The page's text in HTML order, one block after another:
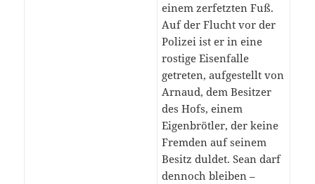
einem zerfetzten Fuß.
Auf der Flucht vor der
Polizei ist er in eine
rostige Eisenfalle
getreten, aufgestellt von
Arnaud, dem Besitzer
des Hofs, einem
Eigenbrötler, der keine
Fremden auf seinem
Besitz duldet. Sean darf
dennoch bleiben –